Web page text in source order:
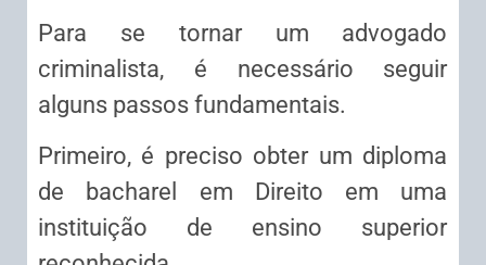
Para se tornar um advogado
criminalista, é necessário seguir
alguns passos fundamentais.
Primeiro, é preciso obter um diploma
de bacharel em Direito em uma
instituição de ensino superior